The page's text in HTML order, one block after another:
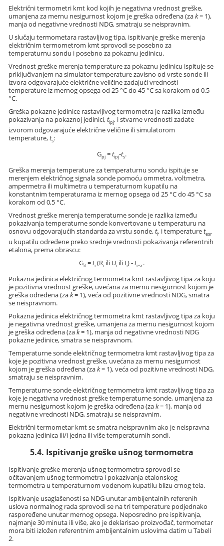
Električni termometri kmt kod kojih je negativna vrednost greške,
umanjena za mernu nesigurnost kojom je greška određena (zak= 1),
manja od negativne vrednosti NDG, smatraju se neispravnim.
U slučaju termometara rastavljivog tipa, ispitivanje greške merenja
električnim termometrom kmt sprovodi se posebno za
temperaturnu sondu i posebno za pokaznu jedinicu.
Vrednost greške merenja temperature za pokaznu jedinicu ispituje se
priključivanjem na simulator temperature zavisno od vrste sonde ili
izvora odgovarajuće električne veličine zadajući vrednosti
temperature iz mernog opsega od 25 °C do 45 °C sa korakom od 0,5
°C.
Greška pokazne jedinice rastavljivog termometra je razlika između
pokazivanja na pokaznoj jedinici,tipj, i stvarne vrednosti zadate
izvorom odgovarajuće električne veličine ili simulatorom
temperature,ts:
Gpj =tipj-ts.
Greška merenja temperature za temperaturnu sondu ispituje se
merenjem električnog signala sonde pomoću ommetra, voltmetra,
ampermetra ili multimetra u temperaturnom kupatilu na
konstantnim temperaturama iz mernog opsega od 25 °C do 45 °C sa
korakom od 0,5 °C.
Vrednost greške merenja temperaturne sonde je razlika između
pokazivanja temperaturne sonde konvertovane u temperaturu na
osnovu odgovarajućih standarda za vrstu sonde,ti, i temperaturetesr
u kupatilu određene preko srednje vrednosti pokazivanja referentnih
etalona, prema obrascu:
Git =ti (Ri ili Ui ili Ii) -tesr.
Pokazna jedinica električnog termometra kmt rastavljivog tipa za koju
je pozitivna vrednost greške, uvećana za mernu nesigurnost kojom je
greška određena (zak= 1), veća od pozitivne vrednosti NDG, smatra
se neispravnom.
Pokazna jedinica električnog termometra kmt rastavljivog tipa za koju
je negativna vrednost greške, umanjena za mernu nesigurnost kojom
je greška određena (zak= 1), manja od negativne vrednosti NDG
pokazne jedinice, smatra se neispravnom.
Temperaturne sonde električnog termometra kmt rastavljivog tipa za
koje je pozitivna vrednost greške, uvećana za mernu nesigurnost
kojom je greška određena (zak= 1), veća od pozitivne vrednosti NDG,
smatraju se neispravnim.
Temperaturne sonde električnog termometra kmt rastavljivog tipa za
koje je negativna vrednost greške temperaturne sonde, umanjena za
mernu nesigurnost kojom je greška određena (zak= 1), manja od
negativne vrednosti NDG, smatraju se neispravnim.
Električni termometar kmt se smatra neispravnim ako je neispravna
pokazna jedinica ili/i jedna ili više temperaturnih sondi.
5.4. Ispitivanje greške ušnog termometra
Ispitivanje greške merenja ušnog termometra sprovodi se
očitavanjem ušnog termometra i pokazivanja etalonskog
termometra u temperaturnom vodenom kupatilu blizu crnog tela.
Ispitivanje usaglašenosti sa NDG unutar ambijentalnih referenih
uslova normalnog rada sprovodi se na tri temperature podjednako
raspoređene unutar mernog opsega. Neposredno pre ispitivanja,
najmanje 30 minuta ili više, ako je deklarisao proizvođač, termometar
mora biti izložen referentnim ambijentalnim uslovima datim u Tabeli
2.